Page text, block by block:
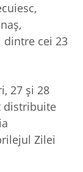
dintre cei 23
27 și 28
distribuite
Zilei